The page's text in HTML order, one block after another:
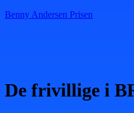
Benny Andersen Prisen
De frivillige i